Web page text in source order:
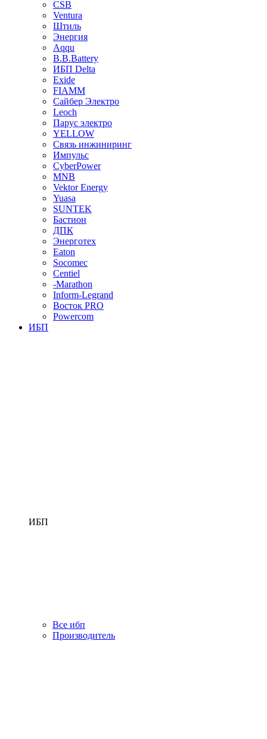
CSB
Ventura
Штиль
Энергия
Aqqu
B.B.Bаttery
ИБП Delta
Exide
FIAMM
Сайбер Электро
Leoch
Парус электро
YELLOW
Связь инжиниринг
Импульс
CyberPower
MNB
Vektor Energy
Yuasa
SUNTEK
Бастион
ДПК
Энерготех
Eaton
Socomec
Centiel
-Marathon
Inform-Legrand
Восток PRO
Powercom
ИБП
ИБП
Все ибп
Производитель